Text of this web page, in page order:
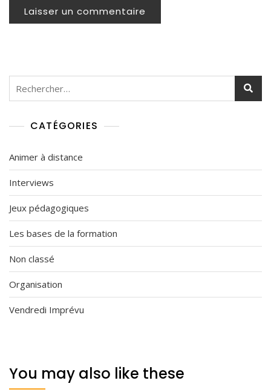
CATÉGORIES
Animer à distance
Interviews
Jeux pédagogiques
Les bases de la formation
Non classé
Organisation
Vendredi Imprévu
You may also like these